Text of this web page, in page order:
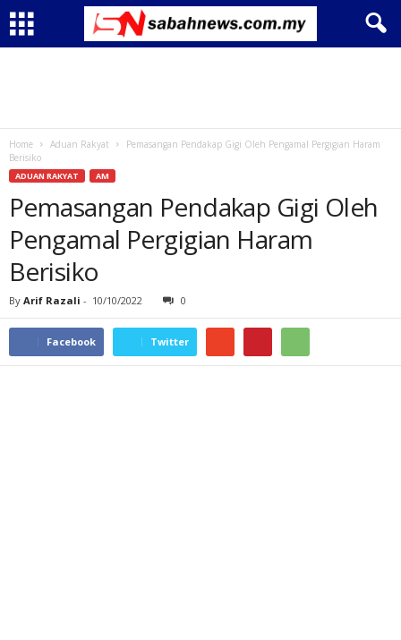
Home Aduan Rakyat
Pemasangan Pendakap Gigi Oleh Pengamal Pergigian Haram
Berisiko
ADUAN RAKYAT AM
Pemasangan Pendakap Gigi Oleh
Pengamal Pergigian Haram
Berisiko
By Arif Razali - 10/10/2022 0
Facebook Twitter